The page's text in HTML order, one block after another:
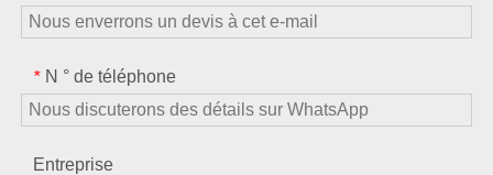
* N ° de téléphone
Entreprise